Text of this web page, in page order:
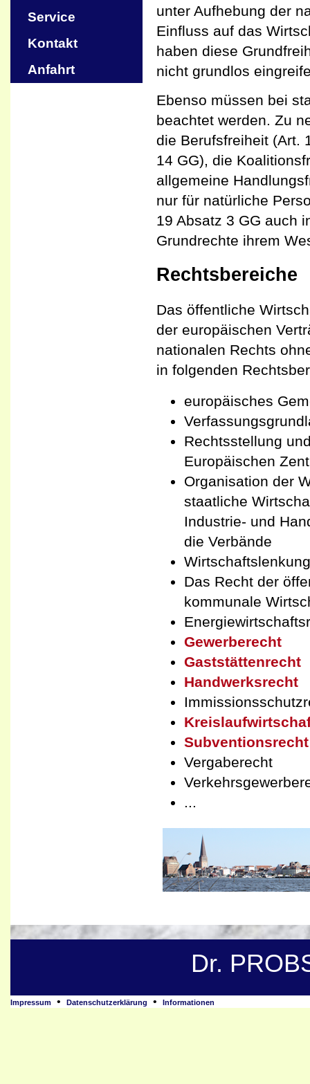
Service
Kontakt
Anfahrt
unter Aufhebung der
Einfluss auf das
haben diese
nicht grundlos
Ebenso müssen bei
beachtet werden. Zu
die Berufsfreiheit (Art.
14 GG), die
allgemeine
nur für natürliche
19 Absatz 3 GG auch
Grundrechte ihrem
Rechtsbereiche
Das öffentliche
der europäischen
nationalen Rechts
in folgenden
europäisches
Rechtsstellung
Europäischen
Organisation der
staatliche
Industrie- und
die Verbände
Das Recht der
kommunale
Gewerberecht
Gaststättenrecht
Handwerksrecht
Subventionsrecht
Vergaberecht
...
Dr.
Impressum • Datenschutzerklärung • Informationen